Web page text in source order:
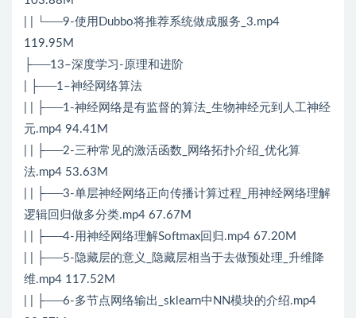
| | └──9-使用Dubbo将推荐系统做成服务_3.mp4
119.95M
├──13–深度学习-原理和进阶
| ├──1–神经网络算法
| | ├──1-神经网络是有监督的算法_生物神经元到人工神经
元.mp4 94.41M
| | ├──2-三种常见的激活函数_网络拓扑介绍_优化算
法.mp4 53.63M
| | ├──3-单层神经网络正向传播计算过程_用神经网络理解
逻辑回归做多分类.mp4 67.67M
| | ├──4-用神经网络理解Softmax回归.mp4 67.20M
| | ├──5-隐藏层的意义_隐藏层相当于去做预处理_升维降
维.mp4 117.52M
| | ├──6-多节点网络输出_sklearn中NN模块的介绍.mp4